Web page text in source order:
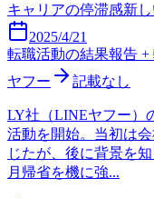
キャリアの停滞感新
2025/4/21
転職活動の結果報告 +
ヤフー
記載なし
LY社（LINEヤフー）
活動を開始。当初は
じたが、後に背景を
月帰省を機に強...